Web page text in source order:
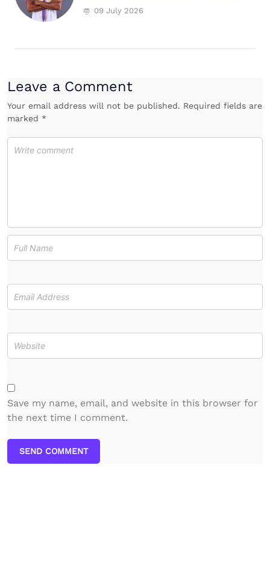
09 July 2026
Leave a Comment
Your email address will not be published. Required fields are
marked *
Save my name, email, and website in this browser for
the next time I comment.
SEND COMMENT